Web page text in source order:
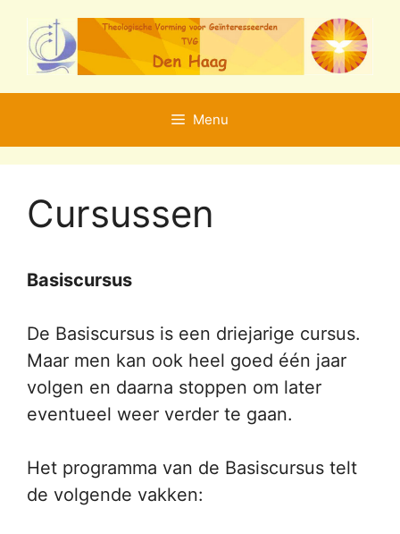
naar
inhoud
Menu
Cursussen
Basiscursus
De Basiscursus is een driejarige cursus.
Maar men kan ook heel goed één jaar
volgen en daarna stoppen om later
eventueel weer verder te gaan.
Het programma van de Basiscursus telt
de volgende vakken: